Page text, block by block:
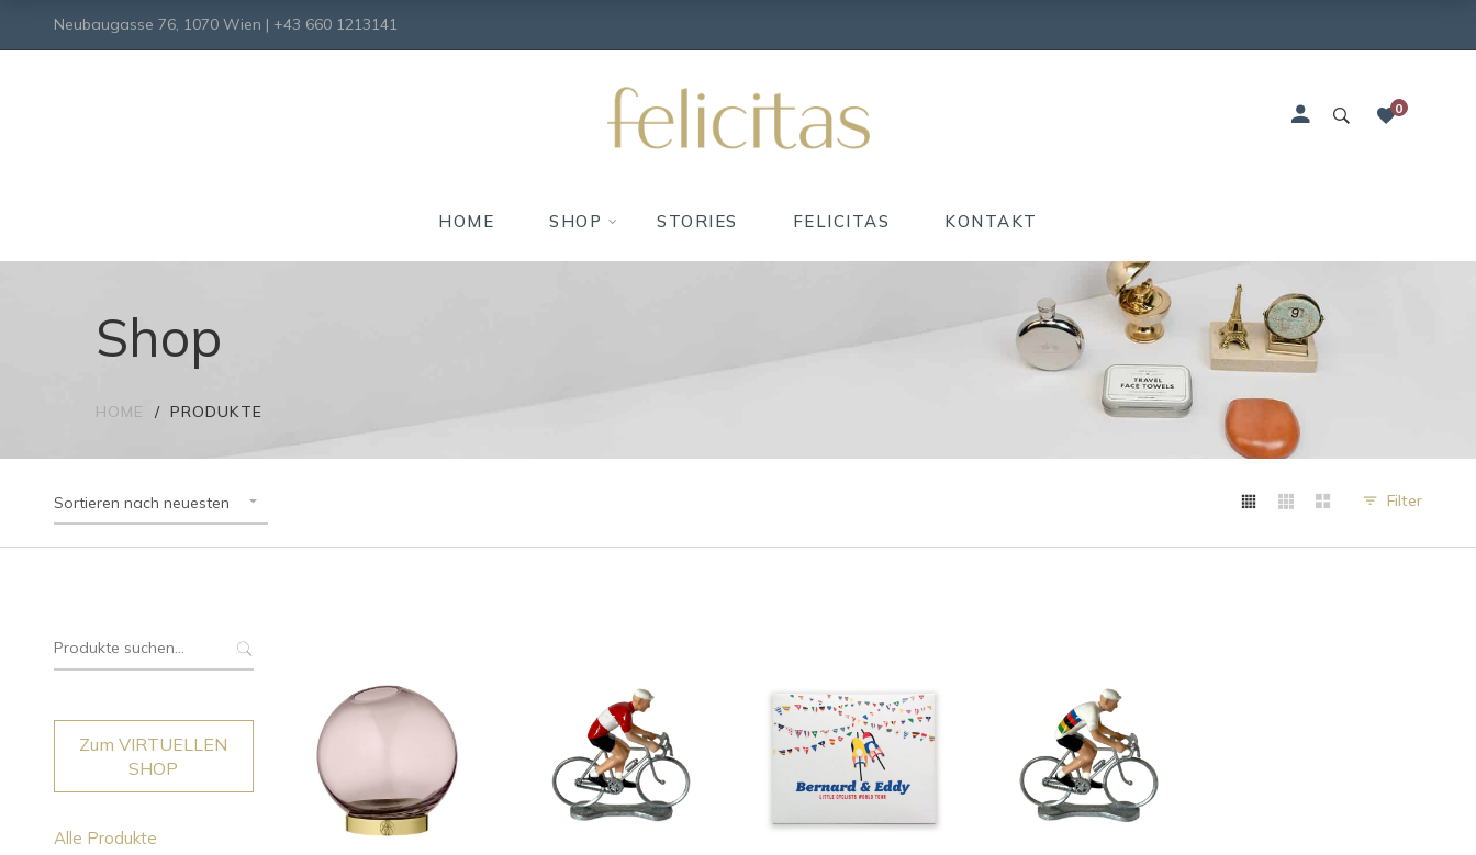
Neubaugasse 76, 1070 Wien | +43 660 1213141
0
HOME SHOP STORIES FELICITAS KONTAKT
Shop
HOME PRODUKTE
Sortieren nach neuesten Filter
Suche
Zum VIRTUELLEN
SHOP
Alle Produkte